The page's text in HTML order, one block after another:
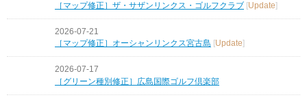
［マップ修正］ザ・サザンリンクス・ゴルフクラブ [Update]
2026-07-21
［マップ修正］オーシャンリンクス宮古島 [Update]
2026-07-17
［グリーン種別修正］広島国際ゴルフ倶楽部